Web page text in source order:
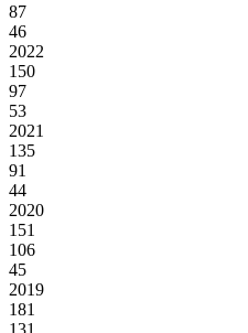
87
46
2022
150
97
53
2021
135
91
44
2020
151
106
45
2019
181